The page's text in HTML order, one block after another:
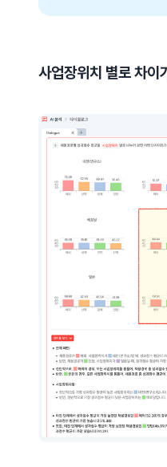
사업장위치 별로 차이